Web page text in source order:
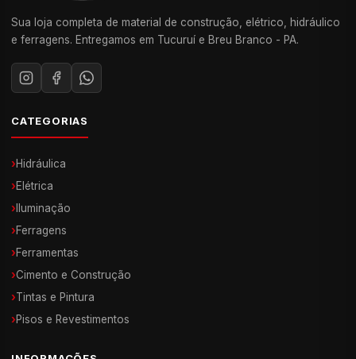
Sua loja completa de material de construção, elétrico, hidráulico
e ferragens. Entregamos em Tucuruí e Breu Branco - PA.
CATEGORIAS
›Hidráulica
›Elétrica
› Iluminação
›Ferragens
›Ferramentas
›Cimento e Construção
›Tintas e Pintura
›Pisos e Revestimentos